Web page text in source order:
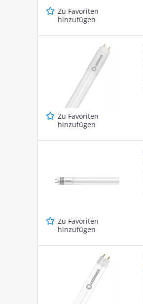
Zu Favoriten
hinzufügen
Zu Favoriten
hinzufügen
Zu Favoriten
hinzufügen